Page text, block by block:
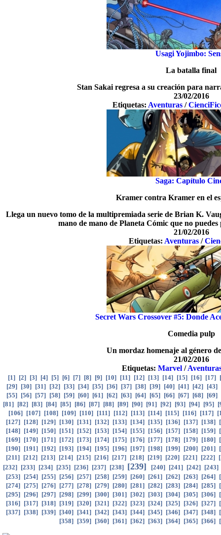
Usagi Yojimbo:
La batalla final
Stan Sakai regresa a su creación para
23/02/2016
Etiquetas: Aventuras /
Saga: Capítulo
Kramer contra Kramer en el
Llega un nuevo tomo de la multipremiada serie de Brian K.
mano de mano de Planeta Cómic que no
21/02/2016
Etiquetas: Aventuras /
Secret Wars Crossover #5: Donde
Comedia pulp
Un mordaz homenaje al género
21/02/2016
Etiquetas:Marvel /
[1] [2] [3] [4] [5] [6] [7] [8] [9] [10] [11] [12] [13] [14] [15] [16] [17] [
[29] [30] [31] [32] [33] [34] [35] [36] [37] [38] [39] [40] [41] [42] [43]
[55] [56] [57] [58] [59] [60] [61] [62] [63] [64] [65] [66] [67] [68] [69]
[81] [82] [83] [84] [85] [86] [87] [88] [89] [90] [91] [92] [93] [94] [95] [
[106] [107] [108] [109] [110] [111] [112] [113] [114] [115] [116] [117] [
[127] [128] [129] [130] [131] [132] [133] [134] [135] [136] [137] [138] [
[148] [149] [150] [151] [152] [153] [154] [155] [156] [157] [158] [159] [
[169] [170] [171] [172] [173] [174] [175] [176] [177] [178] [179] [180] [
[190] [191] [192] [193] [194] [195] [196] [197] [198] [199] [200] [201] [
[211] [212] [213] [214] [215] [216] [217] [218] [219] [220] [221] [222] [
[232] [233] [234] [235] [236] [237] [238] [239] [240] [241] [242] [243]
[253] [254] [255] [256] [257] [258] [259] [260] [261] [262] [263] [264] [
[274] [275] [276] [277] [278] [279] [280] [281] [282] [283] [284] [285] [
[295] [296] [297] [298] [299] [300] [301] [302] [303] [304] [305] [306] [
[316] [317] [318] [319] [320] [321] [322] [323] [324] [325] [326] [327] [
[337] [338] [339] [340] [341] [342] [343] [344] [345] [346] [347] [348] [
[358] [359] [360] [361] [362] [363] [364] [365] [366] [